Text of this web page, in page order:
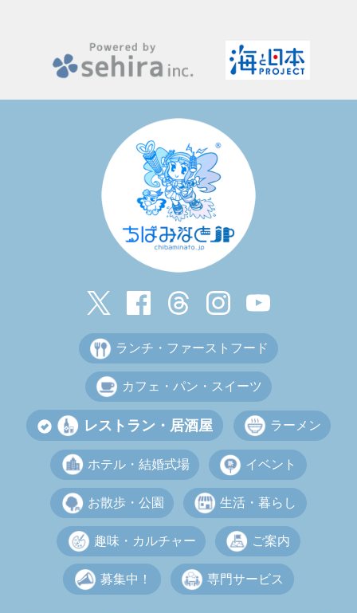
ランチ・ファーストフード
カフェ・パン・スイーツ
レストラン・居酒屋 ラーメン
ホテル・結婚式場 イベント
お散歩・公園 生活・暮らし
趣味・カルチャー ご案内
募集中！ 専門サービス